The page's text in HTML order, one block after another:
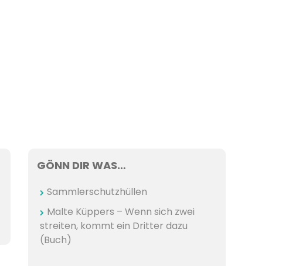
GÖNN DIR WAS…
Sammlerschutzhüllen
Malte Küppers – Wenn sich zwei
streiten, kommt ein Dritter dazu
(Buch)